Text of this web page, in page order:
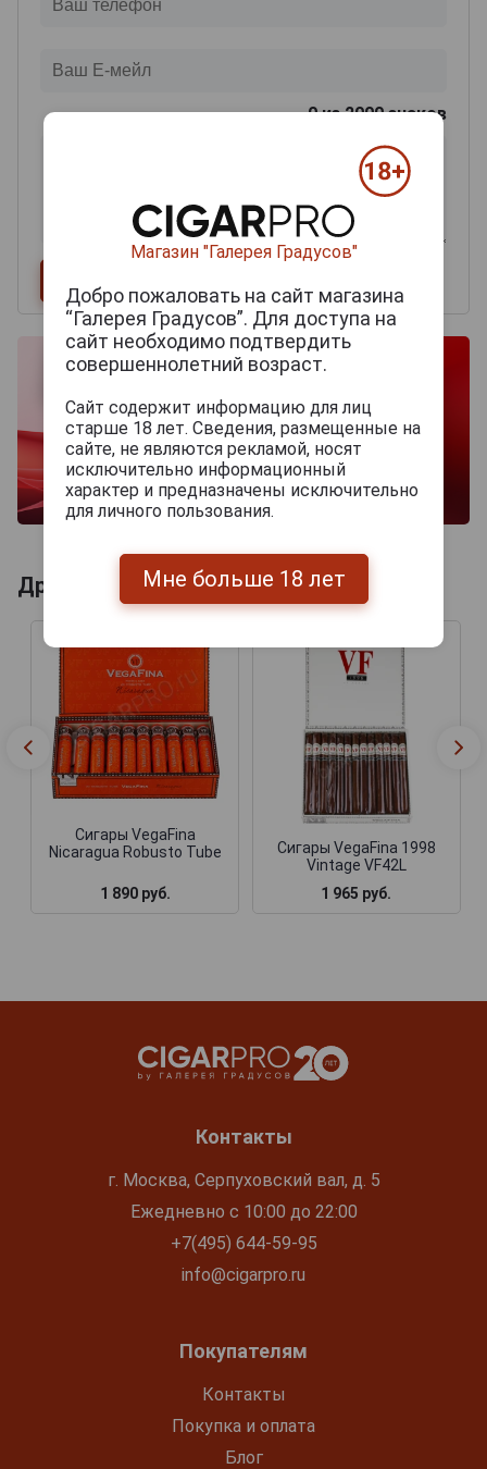
0из 2000 знаков
Другие продукты бренда VEGAFINA
Сигары VegaFina
Nicaragua Robusto Tube
1 890 руб.
Сигары VegaFina 1998
Vintage VF42L
1 965 руб.
Контакты
г. Москва, Серпуховский вал, д. 5
Ежедневно с 10:00 до 22:00
+7(495) 644-59-95
info@cigarpro.ru
Покупателям
Контакты
Покупка и оплата
Блог
Магазин "Галерея Градусов"
Добро пожаловать на сайт магазина
“Галерея Градусов”. Для доступа на
сайт необходимо подтвердить
совершеннолетний возраст.
Сайт содержит информацию для лиц
старше 18 лет. Сведения, размещенные на
сайте, не являются рекламой, носят
исключительно информационный
характер и предназначены исключительно
для личного пользования.
Мне больше 18 лет